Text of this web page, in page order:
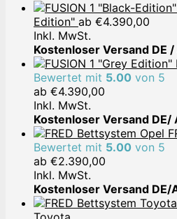
Edition" ab €4.390,00
Inkl. MwSt.
Kostenloser Versand DE /
Bewertet mit 5.00 von 5
ab €4.390,00
Inkl. MwSt.
Kostenloser Versand DE/
Bewertet mit 5.00 von 5
ab €2.390,00
Inkl. MwSt.
Kostenloser Versand DE/